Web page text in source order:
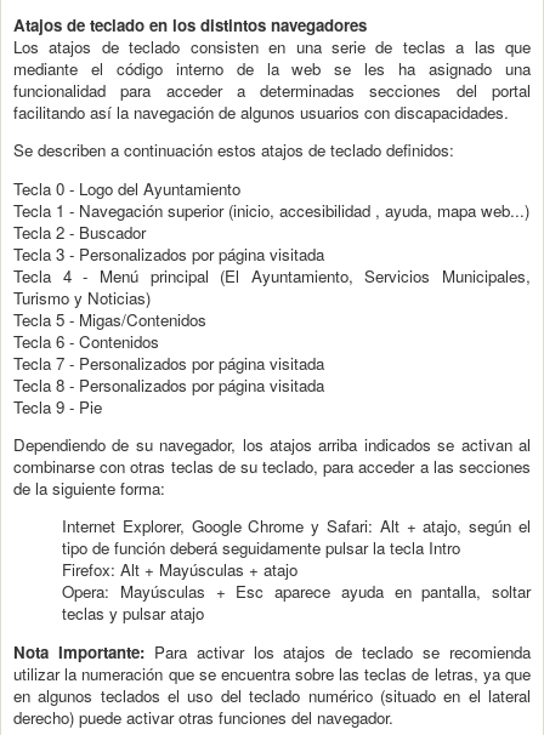
Atajos de teclado en los distintos navegadores
Los atajos de teclado consisten en una serie de teclas a las que
mediante el código interno de la web se les ha asignado una
funcionalidad para acceder a determinadas secciones del portal
facilitando así la navegación de algunos usuarios con discapacidades.
Se describen a continuación estos atajos de teclado definidos:
Tecla 0 - Logo del Ayuntamiento
Tecla 1 - Navegación superior (inicio, accesibilidad , ayuda, mapa web...)
Tecla 2 - Buscador
Tecla 3 - Personalizados por página visitada
Tecla 4 - Menú principal (El Ayuntamiento, Servicios Municipales,
Turismo y Noticias)
Tecla 5 - Migas/Contenidos
Tecla 6 - Contenidos
Tecla 7 - Personalizados por página visitada
Tecla 8 - Personalizados por página visitada
Tecla 9 - Pie
Dependiendo de su navegador, los atajos arriba indicados se activan al
combinarse con otras teclas de su teclado, para acceder a las secciones
de la siguiente forma:
Internet Explorer, Google Chrome y Safari: Alt + atajo, según el
tipo de función deberá seguidamente pulsar la tecla Intro
Firefox: Alt + Mayúsculas + atajo
Opera: Mayúsculas + Esc aparece ayuda en pantalla, soltar
teclas y pulsar atajo
Nota Importante:Para activar los atajos de teclado se recomienda
utilizar la numeración que se encuentra sobre las teclas de letras, ya que
en algunos teclados el uso del teclado numérico (situado en el lateral
derecho) puede activar otras funciones del navegador.